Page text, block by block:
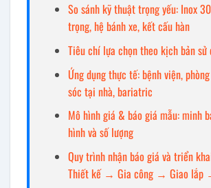
So sánh kỹ thuật trọng yếu: Inox
trọng, hệ bánh xe, kết cấu hàn
Tiêu chí lựa chọn theo kịch bản sử
Ứng dụng thực tế: bệnh viện,
sóc tại nhà, bariatric
Mô hình giá & báo giá mẫu: minh
hình và số lượng
Quy trình nhận báo giá và triển
Thiết kế → Gia công → Giao lắp